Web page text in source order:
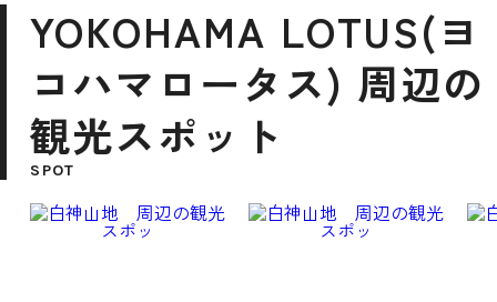
YOKOHAMA LOTUS(ヨ
コハマロータス) 周辺の
観光スポット
SPOT